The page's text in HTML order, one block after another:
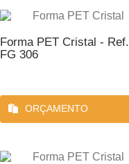
Forma PET Cristal - Ref.
FG 306
ORÇAMENTO